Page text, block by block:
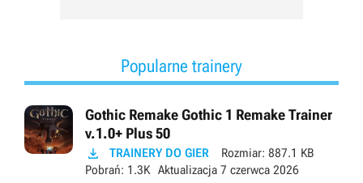
Popularne trainery
Gothic Remake Gothic 1 Remake Trainer
v.1.0+ Plus 50
 TRAINERY DO GIER Rozmiar: 887.1 KB
Pobrań: 1.3K Aktualizacja 7 czerwca 2026